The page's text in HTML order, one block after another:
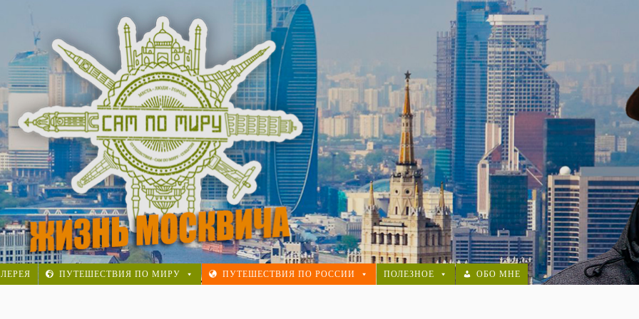
Реальная история.
ПУТЕШЕСТВИЯ ПО МИРУ ПУТЕШЕСТВИЯ ПО РОССИИ ПОЛЕЗНОЕ ОБО МНЕ